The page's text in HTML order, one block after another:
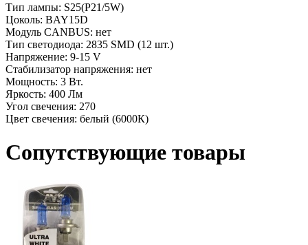
Тип лампы: S25(P21/5W)
Цоколь: BAY15D
Модуль CANBUS: нет
Тип светодиода: 2835 SMD (12 шт.)
Напряжение: 9-15 V
Стабилизатор напряжения: нет
Мощность: 3 Вт.
Яркость: 400 Лм
Угол свечения: 270
Цвет свечения: белый (6000К)
Сопутствующие товары